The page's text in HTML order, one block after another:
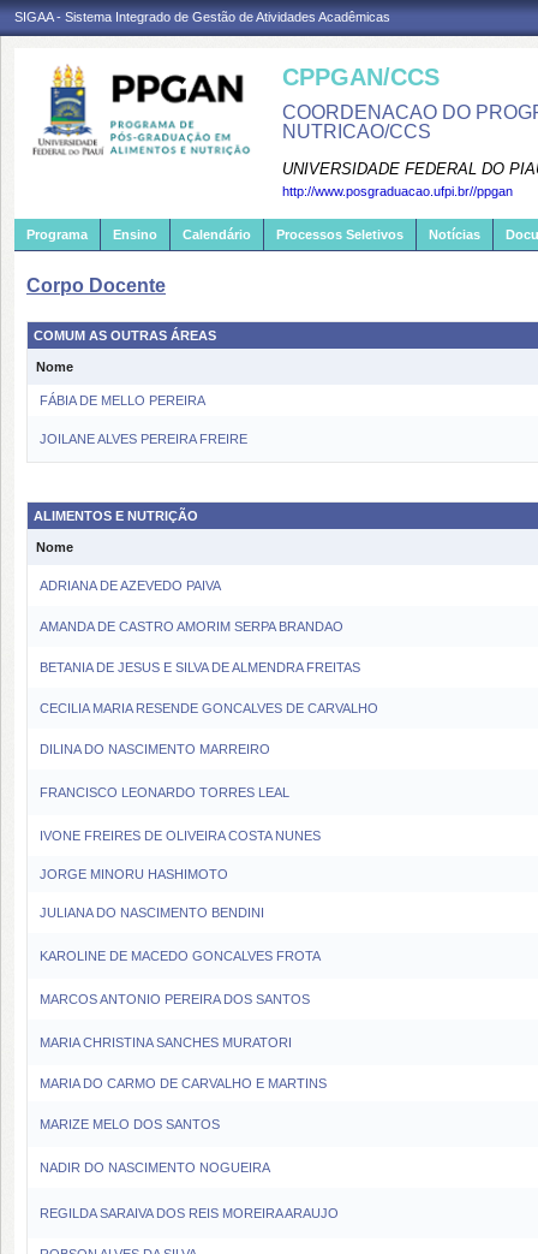
SIGAA - Sistema Integrado de Gestão de Atividades Acadêmicas
CPPGAN/CCS
COORDENACAO DO
NUTRICAO/CCS
UNIVERSIDADE FEDERAL DO
http://www.posgraduacao.ufpi.br//ppgan
Programa Ensino Calendário Processos Seletivos Notícias
Corpo Docente
COMUM AS OUTRAS ÁREAS
Nome
FÁBIA DE MELLO PEREIRA
JOILANE ALVES PEREIRA FREIRE
ALIMENTOS E NUTRIÇÃO
Nome
ADRIANA DE AZEVEDO PAIVA
AMANDA DE CASTRO AMORIM SERPA BRANDAO
BETANIA DE JESUS E SILVA DE ALMENDRA FREITAS
CECILIA MARIA RESENDE GONCALVES DE CARVALHO
DILINA DO NASCIMENTO MARREIRO
FRANCISCO LEONARDO TORRES LEAL
IVONE FREIRES DE OLIVEIRA COSTA NUNES
JORGE MINORU HASHIMOTO
JULIANA DO NASCIMENTO BENDINI
KAROLINE DE MACEDO GONCALVES FROTA
MARCOS ANTONIO PEREIRA DOS SANTOS
MARIA CHRISTINA SANCHES MURATORI
MARIA DO CARMO DE CARVALHO E MARTINS
MARIZE MELO DOS SANTOS
NADIR DO NASCIMENTO NOGUEIRA
REGILDA SARAIVA DOS REIS MOREIRA ARAUJO